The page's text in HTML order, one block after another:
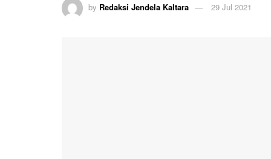
by Redaksi Jendela Kaltara 29 Jul 2021